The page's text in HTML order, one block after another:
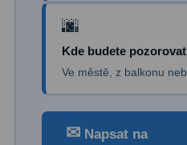
Laboratorní
Kapesní10
Digitální10
Příslušenství mikroskopů
Kde budete
Ve městě, z balkonu
✉ Napsat na